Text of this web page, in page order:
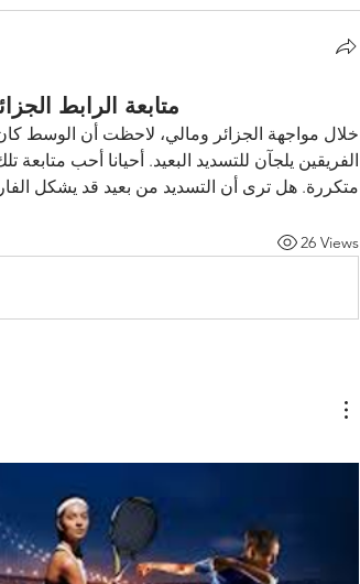
متابعة الرابط
متكررة. هل ترى أن التسديد من بعيد قد يشكل
26 Views